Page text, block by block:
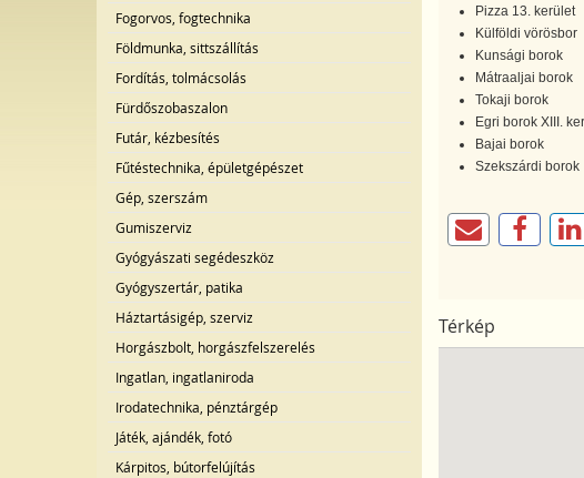
Fogorvos, fogtechnika
Földmunka, sittszállítás
Fordítás, tolmácsolás
Fürdőszobaszalon
Futár, kézbesítés
Fűtéstechnika, épületgépészet
Gép, szerszám
Gumiszerviz
Gyógyászati segédeszköz
Gyógyszertár, patika
Háztartásigép, szerviz
Horgászbolt, horgászfelszerelés
Ingatlan, ingatlaniroda
Irodatechnika, pénztárgép
Játék, ajándék, fotó
Kárpitos, bútorfelújítás
Pizza 13. kerület
Külföldi vörösbor
Kunsági borok
Mátraaljai borok
Tokaji borok
Egri borok XIII.
Bajai borok
Szekszárdi borok
Térkép